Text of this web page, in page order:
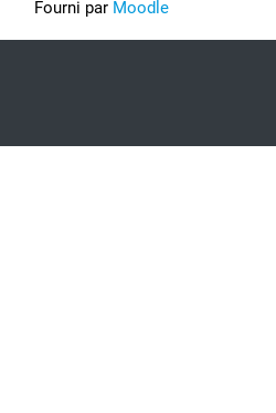
Fourni par Moodle